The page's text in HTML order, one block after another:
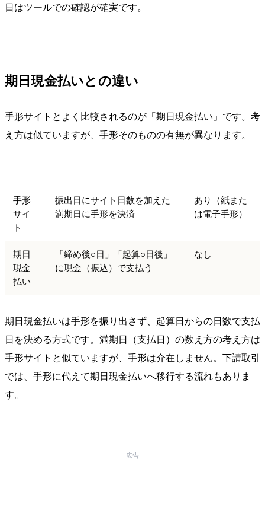
日はツールでの確認が確実です。
期日現金払いとの違い
手形サイトとよく比較されるのが「期日現金払い」です。考
え方は似ていますが、手形そのものの有無が異なります。
手形
サイ
ト
振出日にサイト日数を加えた
満期日に手形を決済
あり（紙また
は電子手形）
期日
現金
払い
「締め後○日」「起算○日後」
に現金（振込）で支払う
なし
期日現金払いは手形を振り出さず、起算日からの日数で支払
日を決める方式です。満期日（支払日）の数え方の考え方は
手形サイトと似ていますが、手形は介在しません。下請取引
では、手形に代えて期日現金払いへ移行する流れもありま
す。
広告